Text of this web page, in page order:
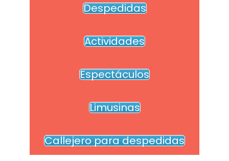
Despedidas
Actividades
Espectáculos
Limusinas
Callejero para despedidas